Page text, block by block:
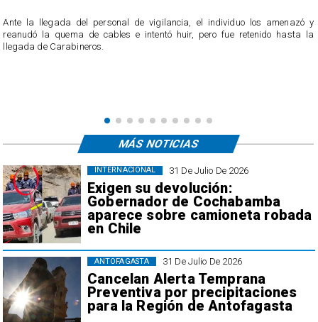
Ante la llegada del personal de vigilancia, el individuo los amenazó y
reanudó la quema de cables e intentó huir, pero fue retenido hasta la
llegada de Carabineros.
31 De Julio De 2026
Exigen su devolución:
Gobernador de Cochabamba
aparece sobre camioneta robada
en Chile
INTERNACIONAL
31 De Julio De 2026
Cancelan Alerta Temprana
Preventiva por precipitaciones
para la Región de Antofagasta
ANTOFAGASTA
MÁS NOTICIAS